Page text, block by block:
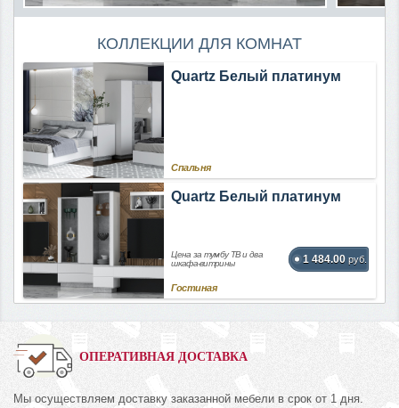
КОЛЛЕКЦИИ ДЛЯ КОМНАТ
Quartz Белый платинум
Спальня
Quartz Белый платинум
Цена за тумбу ТВ и два
шкафа-витрины
1 484.00 руб.
Гостиная
ОПЕРАТИВНАЯ ДОСТАВКА
Мы осуществляем доставку заказанной мебели в срок от 1 дня.